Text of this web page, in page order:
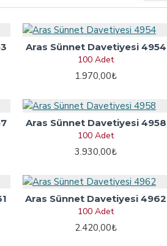
Aras Sünnet Davetiyesi 4954
100 Adet
1.970,00₺
Aras Sünnet Davetiyesi 4958
100 Adet
3.930,00₺
Aras Sünnet Davetiyesi 4962
100 Adet
2.420,00₺